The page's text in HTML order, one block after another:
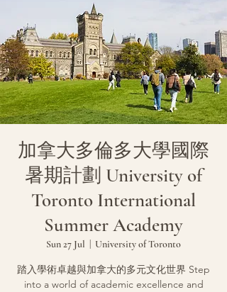
加拿大多倫多大學國際
暑期計劃 University of
Toronto International
Summer Academy
Sun 27 Jul University of Toronto
踏入學術卓越與加拿大的多元文化世界 Step
into a world of academic excellence and